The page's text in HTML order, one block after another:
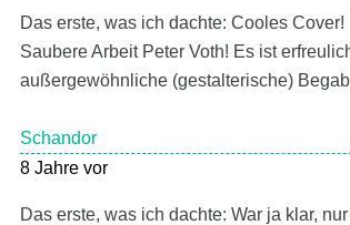
Das erste, was ich dachte: Cooles Cover!
Saubere Arbeit Peter Voth! Es ist
außergewöhnliche (gestalterische)
Schandor
8 Jahre vor
Das erste, was ich dachte: War ja klar,